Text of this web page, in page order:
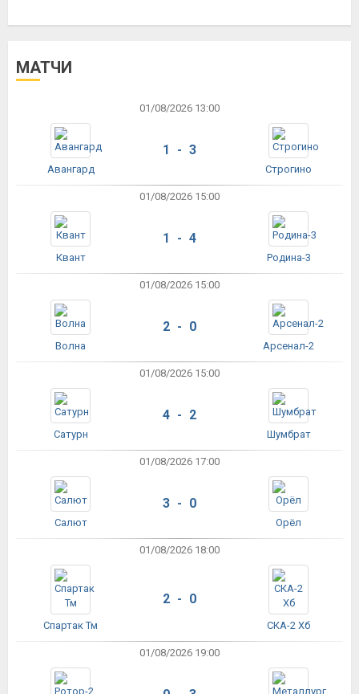
МАТЧИ
01/08/2026 13:00
Авангард
1 - 3
Строгино
01/08/2026 15:00
Квант
1 - 4
Родина-3
01/08/2026 15:00
Волна
2 - 0
Арсенал-2
01/08/2026 15:00
Сатурн
4 - 2
Шумбрат
01/08/2026 17:00
Салют
3 - 0
Орёл
01/08/2026 18:00
Спартак Тм
2 - 0
СКА-2 Хб
01/08/2026 19:00